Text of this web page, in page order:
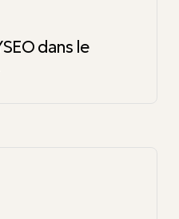
dans le